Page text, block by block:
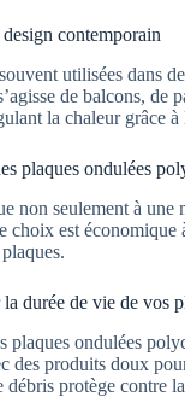
contemporain
utilisées dans
de balcons, de
la chaleur grâce
plaques ondulées
non seulement à
choix est
durée de vie de vos
plaques ondulées
des produits doux
protège contre